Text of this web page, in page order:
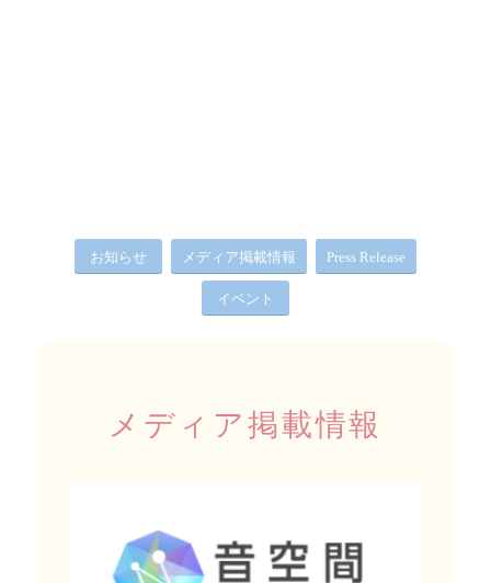
お知らせ メディア掲載情報 Press Release
イベント
メディア掲載情報